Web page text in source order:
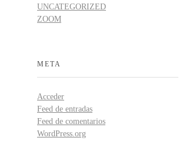
UNCATEGORIZED
ZOOM
META
Acceder
Feed de entradas
Feed de comentarios
WordPress.org